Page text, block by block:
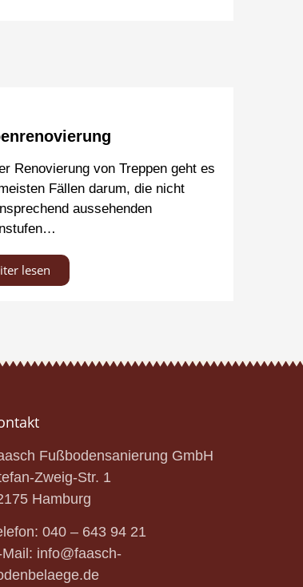
Renovierung von Treppen geht es
Fällen darum, die nicht
aussehenden
lesen
Fußbodensanierung GmbH
Zweig-Str. 1
Hamburg
040 – 643 94 21
info@faasch-